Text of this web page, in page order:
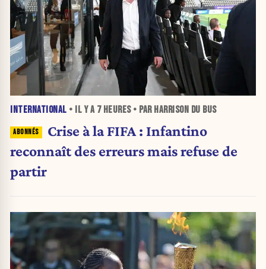
INTERNATIONAL • IL Y A 7 HEURES• PAR HARRISON DU BUS
Crise à la FIFA : Infantino
reconnaît des erreurs mais refuse de
partir